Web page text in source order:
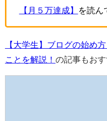
【月５万達成】
を読ん
【大学生】ブログの始め
ことを解説！ の記事もおす